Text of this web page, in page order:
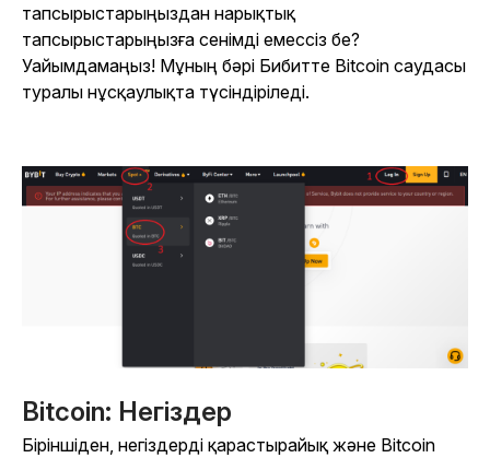
тапсырыстарыңыздан нарықтық
тапсырыстарыңызға сенімді емессіз бе?
Уайымдамаңыз! Мұның бәрі Бибитте Bitcoin саудасы
туралы нұсқаулықта түсіндіріледі.
Bitcoin: Негіздер
Біріншіден, негіздерді қарастырайық және Bitcoin